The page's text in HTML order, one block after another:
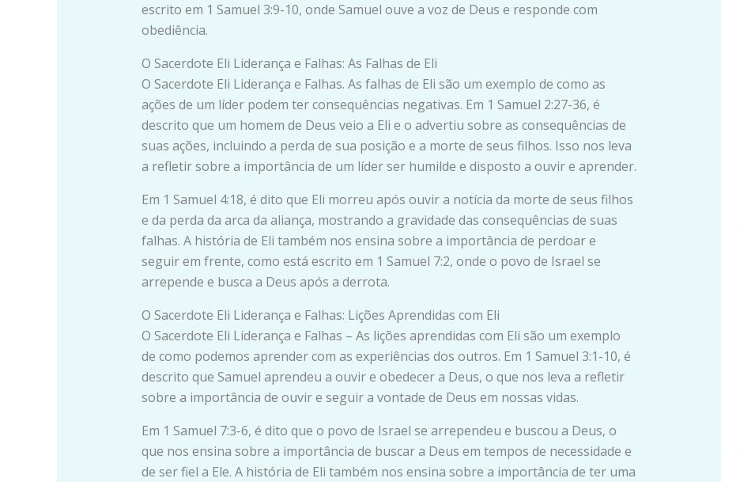
escrito em 1 Samuel 3:9-10, onde Samuel ouve a voz de Deus e responde com
obediência.
O Sacerdote Eli Liderança e Falhas: As Falhas de Eli
O Sacerdote Eli Liderança e Falhas. As falhas de Eli são um exemplo de como as
ações de um líder podem ter consequências negativas. Em 1 Samuel 2:27-36, é
descrito que um homem de Deus veio a Eli e o advertiu sobre as consequências de
suas ações, incluindo a perda de sua posição e a morte de seus filhos. Isso nos leva
a refletir sobre a importância de um líder ser humilde e disposto a ouvir e aprender.
Em 1 Samuel 4:18, é dito que Eli morreu após ouvir a notícia da morte de seus filhos
e da perda da arca da aliança, mostrando a gravidade das consequências de suas
falhas. A história de Eli também nos ensina sobre a importância de perdoar e
seguir em frente, como está escrito em 1 Samuel 7:2, onde o povo de Israel se
arrepende e busca a Deus após a derrota.
O Sacerdote Eli Liderança e Falhas: Lições Aprendidas com Eli
O Sacerdote Eli Liderança e Falhas – As lições aprendidas com Eli são um exemplo
de como podemos aprender com as experiências dos outros. Em 1 Samuel 3:1-10, é
descrito que Samuel aprendeu a ouvir e obedecer a Deus, o que nos leva a refletir
sobre a importância de ouvir e seguir a vontade de Deus em nossas vidas.
Em 1 Samuel 7:3-6, é dito que o povo de Israel se arrependeu e buscou a Deus, o
que nos ensina sobre a importância de buscar a Deus em tempos de necessidade e
de ser fiel a Ele. A história de Eli também nos ensina sobre a importância de ter uma